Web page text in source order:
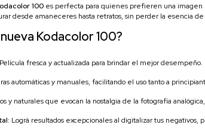
100 es perfecta para quienes prefieren una imagen
desde amaneceres hasta retratos, sin perder la esencia de
Kodacolor 100?
Película fresca y actualizada para brindar el mejor desempeño.
automáticas y manuales, facilitando el uso tanto a
y naturales que evocan la nostalgia de la fotografía
Lográ resultados excepcionales al digitalizar tus negativos,